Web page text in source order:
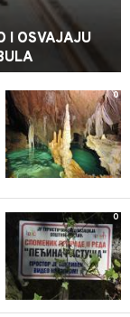
I OSVAJAJU
0
0